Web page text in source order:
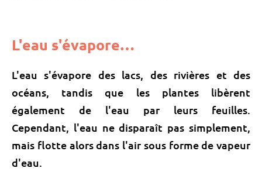
L'eau s'évapore…
L'eau s'évapore des lacs, des rivières et des
océans, tandis que les plantes libèrent
également de l'eau par leurs feuilles.
Cependant, l'eau ne disparaît pas simplement,
mais flotte alors dans l'air sous forme de vapeur
d'eau.